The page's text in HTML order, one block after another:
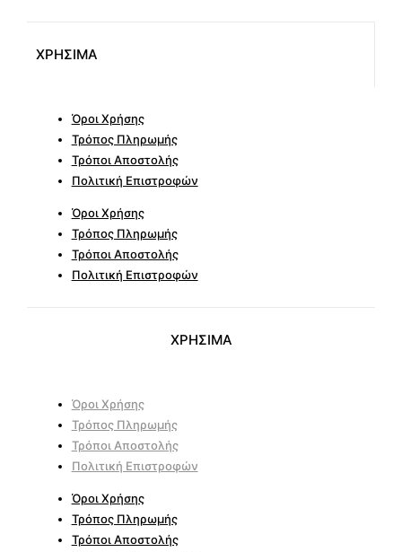
ΧΡΗΣΙΜΑ
Όροι Χρήσης
Τρόπος Πληρωμής
Τρόποι Αποστολής
Πολιτική Επιστροφών
Όροι Χρήσης
Τρόπος Πληρωμής
Τρόποι Αποστολής
Πολιτική Επιστροφών
ΧΡΗΣΙΜΑ
Όροι Χρήσης
Τρόπος Πληρωμής
Τρόποι Αποστολής
Πολιτική Επιστροφών
Όροι Χρήσης
Τρόπος Πληρωμής
Τρόποι Αποστολής